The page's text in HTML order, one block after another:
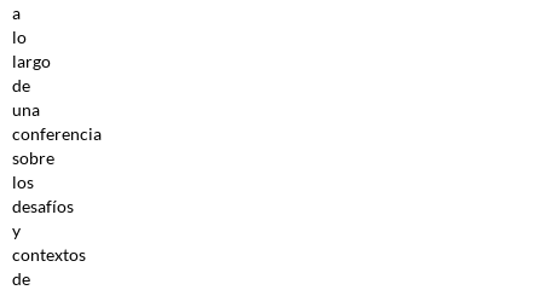
a
lo
largo
de
una
conferencia
sobre
los
desafíos
y
contextos
de